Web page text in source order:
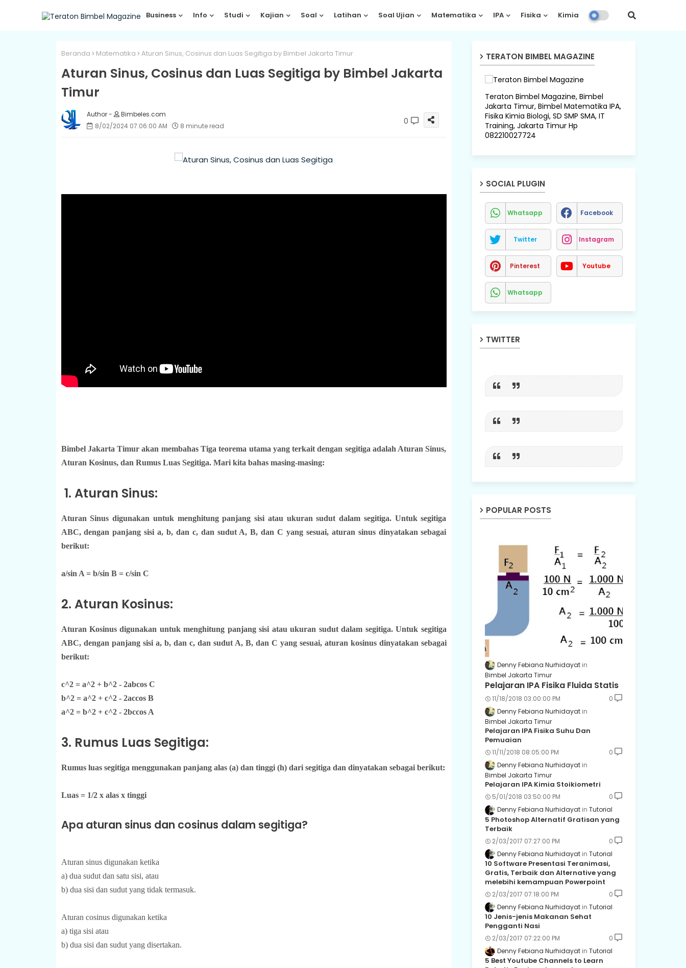
Business Info Studi Kajian Soal Latihan Soal Ujian Matematika IPA Fisika Kimia Biologi
Beranda Matematika Aturan Sinus, Cosinus dan Luas Segitiga by Bimbel Jakarta Timur
Aturan Sinus, Cosinus dan Luas Segitiga by Bimbel Jakarta
Timur
Bimbeles.com
8/02/2024 07:06:00 AM
8 minute read 0
Bimbel Jakarta Timur akan membahas Tiga teorema utama yang terkait dengan segitiga adalah Aturan Sinus,
Aturan Kosinus, dan Rumus Luas Segitiga. Mari kita bahas masing-masing:
1. Aturan Sinus:
Aturan Sinus digunakan untuk menghitung panjang sisi atau ukuran sudut dalam segitiga. Untuk segitiga
ABC, dengan panjang sisi a, b, dan c, dan sudut A, B, dan C yang sesuai, aturan sinus dinyatakan sebagai
berikut:
a/sin A = b/sin B = c/sin C
2. Aturan Kosinus:
Aturan Kosinus digunakan untuk menghitung panjang sisi atau ukuran sudut dalam segitiga. Untuk segitiga
ABC, dengan panjang sisi a, b, dan c, dan sudut A, B, dan C yang sesuai, aturan kosinus dinyatakan sebagai
berikut:
c^2 = a^2 + b^2 - 2abcos C
b^2 = a^2 + c^2 - 2accos B
a^2 = b^2 + c^2 - 2bccos A
3. Rumus Luas Segitiga:
Rumus luas segitiga menggunakan panjang alas (a) dan tinggi (h) dari segitiga dan dinyatakan sebagai berikut:
Luas = 1/2 x alas x tinggi
Apa aturan sinus dan cosinus dalam segitiga?
Aturan sinus digunakan ketika
a) dua sudut dan satu sisi, atau
b) dua sisi dan sudut yang tidak termasuk.
Aturan cosinus digunakan ketika
a) tiga sisi atau
b) dua sisi dan sudut yang disertakan.
TERATON BIMBEL MAGAZINE
Teraton Bimbel Magazine, Bimbel
Jakarta Timur, Bimbel Matematika IPA,
Fisika Kimia Biologi, SD SMP SMA, IT
Training, Jakarta Timur Hp
082210027724
SOCIAL PLUGIN
Whatsapp Facebook
Twitter Instagram
Pinterest Youtube
Whatsapp
TWITTER
POPULAR POSTS
Denny Febiana Nurhidayat
Bimbel Jakarta Timur
Pelajaran IPA Fisika Fluida Statis
11/18/2018 03:00:00 PM
0
Denny Febiana Nurhidayat
Bimbel Jakarta Timur
Pelajaran IPA Fisika Suhu Dan
Pemuaian
11/11/2018 08:05:00 PM
0
Denny Febiana Nurhidayat
Bimbel Jakarta Timur
Pelajaran IPA Kimia Stoikiometri
5/01/2018 03:50:00 PM
0
Denny Febiana Nurhidayat
Tutorial
5 Photoshop Alternatif Gratisan yang
Terbaik
2/03/2017 07:27:00 PM
0
Denny Febiana Nurhidayat
Tutorial
10 Software Presentasi Teranimasi,
Gratis, Terbaik dan Alternative yang
melebihi kemampuan Powerpoint
2/03/2017 07:18:00 PM
0
Denny Febiana Nurhidayat
Tutorial
10 Jenis-jenis Makanan Sehat
Pengganti Nasi
2/03/2017 07:22:00 PM
0
Denny Febiana Nurhidayat
Tutorial
5 Best Youtube Channels to Learn